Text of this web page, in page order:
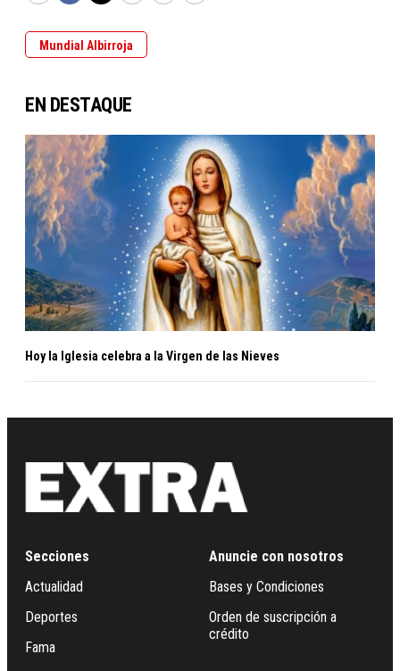
Mundial Albirroja
EN DESTAQUE
Hoy la Iglesia celebra a la Virgen de las Nieves
Secciones
Actualidad
Deportes
Fama
Anuncie con nosotros
Bases y Condiciones
Orden de suscripción a
crédito